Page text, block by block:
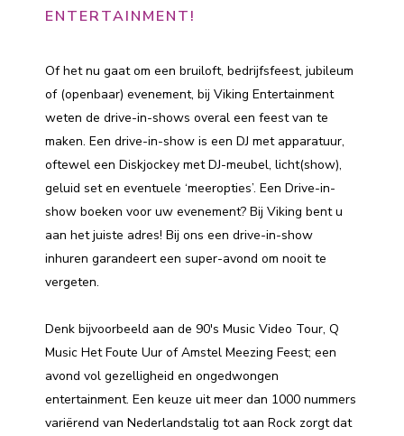
ENTERTAINMENT!
Of het nu gaat om een bruiloft, bedrijfsfeest, jubileum
of (openbaar) evenement, bij Viking Entertainment
weten de drive-in-shows overal een feest van te
maken. Een drive-in-show is een DJ met apparatuur,
oftewel een Diskjockey met DJ-meubel, licht(show),
geluid set en eventuele ‘meeropties’. Een Drive-in-
show boeken voor uw evenement? Bij Viking bent u
aan het juiste adres! Bij ons een drive-in-show
inhuren garandeert een super-avond om nooit te
vergeten.
Denk bijvoorbeeld aan de 90's Music Video Tour, Q
Music Het Foute Uur of Amstel Meezing Feest; een
avond vol gezelligheid en ongedwongen
entertainment. Een keuze uit meer dan 1000 nummers
variërend van Nederlandstalig tot aan Rock zorgt dat